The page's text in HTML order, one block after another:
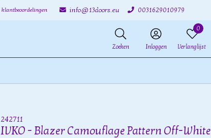
klantbeoordelingen info@13doors.eu 0031629010979
Zoeken Inloggen
0
Verlanglijst
242711
IVKO - Blazer Camouflage Pattern Off-White